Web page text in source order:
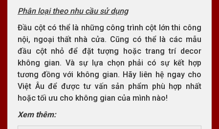
Phân loại theo nhu cầu sử dụng
Đầu cột có thể là những công trình cột lớn thi công
nội, ngoại thất nhà cửa. Cũng có thể là các mẫu
đầu cột nhỏ để đặt tượng hoặc trang trí decor
không gian. Và sự lựa chọn phải có sự kết hợp
tương đồng với không gian. Hãy liên hệ ngay cho
Việt Âu để được tư vấn sản phẩm phù hợp nhất
hoặc tối ưu cho không gian của mình nào!
Xem thêm: